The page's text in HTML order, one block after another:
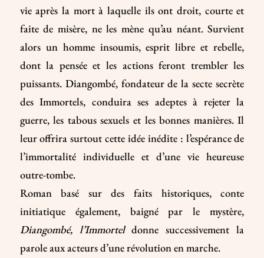
vie après la mort à laquelle ils ont droit, courte et
faite de misère, ne les mène qu’au néant. Survient
alors un homme insoumis, esprit libre et rebelle,
dont la pensée et les actions feront trembler les
puissants. Diangombé, fondateur de la secte secrète
des Immortels, conduira ses adeptes à rejeter la
guerre, les tabous sexuels et les bonnes manières. Il
leur offrira surtout cette idée inédite : l’espérance de
l’immortalité individuelle et d’une vie heureuse
outre-tombe.
Roman basé sur des faits historiques, conte
initiatique également, baigné par le mystère,
Diangombé, l’Immorteldonne successivement la
parole aux acteurs d’une révolution en marche.